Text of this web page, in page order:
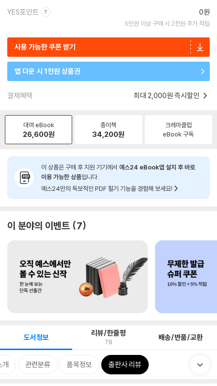
YES포인트 0원
5만원 이상 구매 시 2천원 추가 적립
사용 가능한 쿠폰 받기
앱 다운 시 1천원 상품권
결제혜택 최대 2,000원 즉시할인
대여 eBook
26,600원
종이책
34,200원
크레마클럽
eBook 구독
이 상품은 구매 후 지원 기기에서 예스24 eBook앱 설치 후 바로
이용 가능한 상품입니다.
예스24만의 독보적인 PDF 필기 기능을 경험해 보세요!
이 분야의 이벤트 7
도서정보 리뷰/한줄평
78 배송/반품/교환
개 관련분류 품목정보 출판사 리뷰